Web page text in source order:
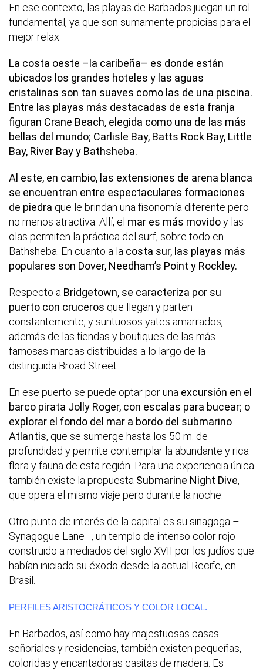
En ese contexto, las playas de Barbados juegan un rol
fundamental, ya que son sumamente propicias para el
mejor relax.
La costa oeste –la caribeña– es donde están
ubicados los grandes hoteles y las aguas
cristalinas son tan suaves como las de una piscina.
Entre las playas más destacadas de esta franja
figuran Crane Beach, elegida como una de las más
bellas del mundo; Carlisle Bay, Batts Rock Bay, Little
Bay, River Bay y Bathsheba.
Al este, en cambio, las extensiones de arena blanca
se encuentran entre espectaculares formaciones
de piedra que le brindan una fisonomía diferente pero
no menos atractiva. Allí, el mar es más movidoy las
olas permiten la práctica del surf, sobre todo en
Bathsheba. En cuanto a la costa sur, las playas más
populares son Dover, Needham’s Point y Rockley.
Respecto a Bridgetown, se caracteriza por su
puerto con cruceros que llegan y parten
constantemente, y suntuosos yates amarrados,
además de las tiendas y boutiques de las más
famosas marcas distribuidas a lo largo de la
distinguida Broad Street.
En ese puerto se puede optar por una excursión en el
barco pirata Jolly Roger, con escalas para bucear; o
explorar el fondo del mar a bordo del submarino
Atlantis, que se sumerge hasta los 50 m. de
profundidad y permite contemplar la abundante y rica
flora y fauna de esta región. Para una experiencia única
también existe la propuesta Submarine Night Dive,
que opera el mismo viaje pero durante la noche.
Otro punto de interés de la capital es su sinagoga –
Synagogue Lane–, un templo de intenso color rojo
construido a mediados del siglo XVII por los judíos que
habían iniciado su éxodo desde la actual Recife, en
Brasil.
PERFILES ARISTOCRÁTICOS Y COLOR LOCAL.
En Barbados, así como hay majestuosas casas
señoriales y residencias, también existen pequeñas,
coloridas y encantadoras casitas de madera. Es